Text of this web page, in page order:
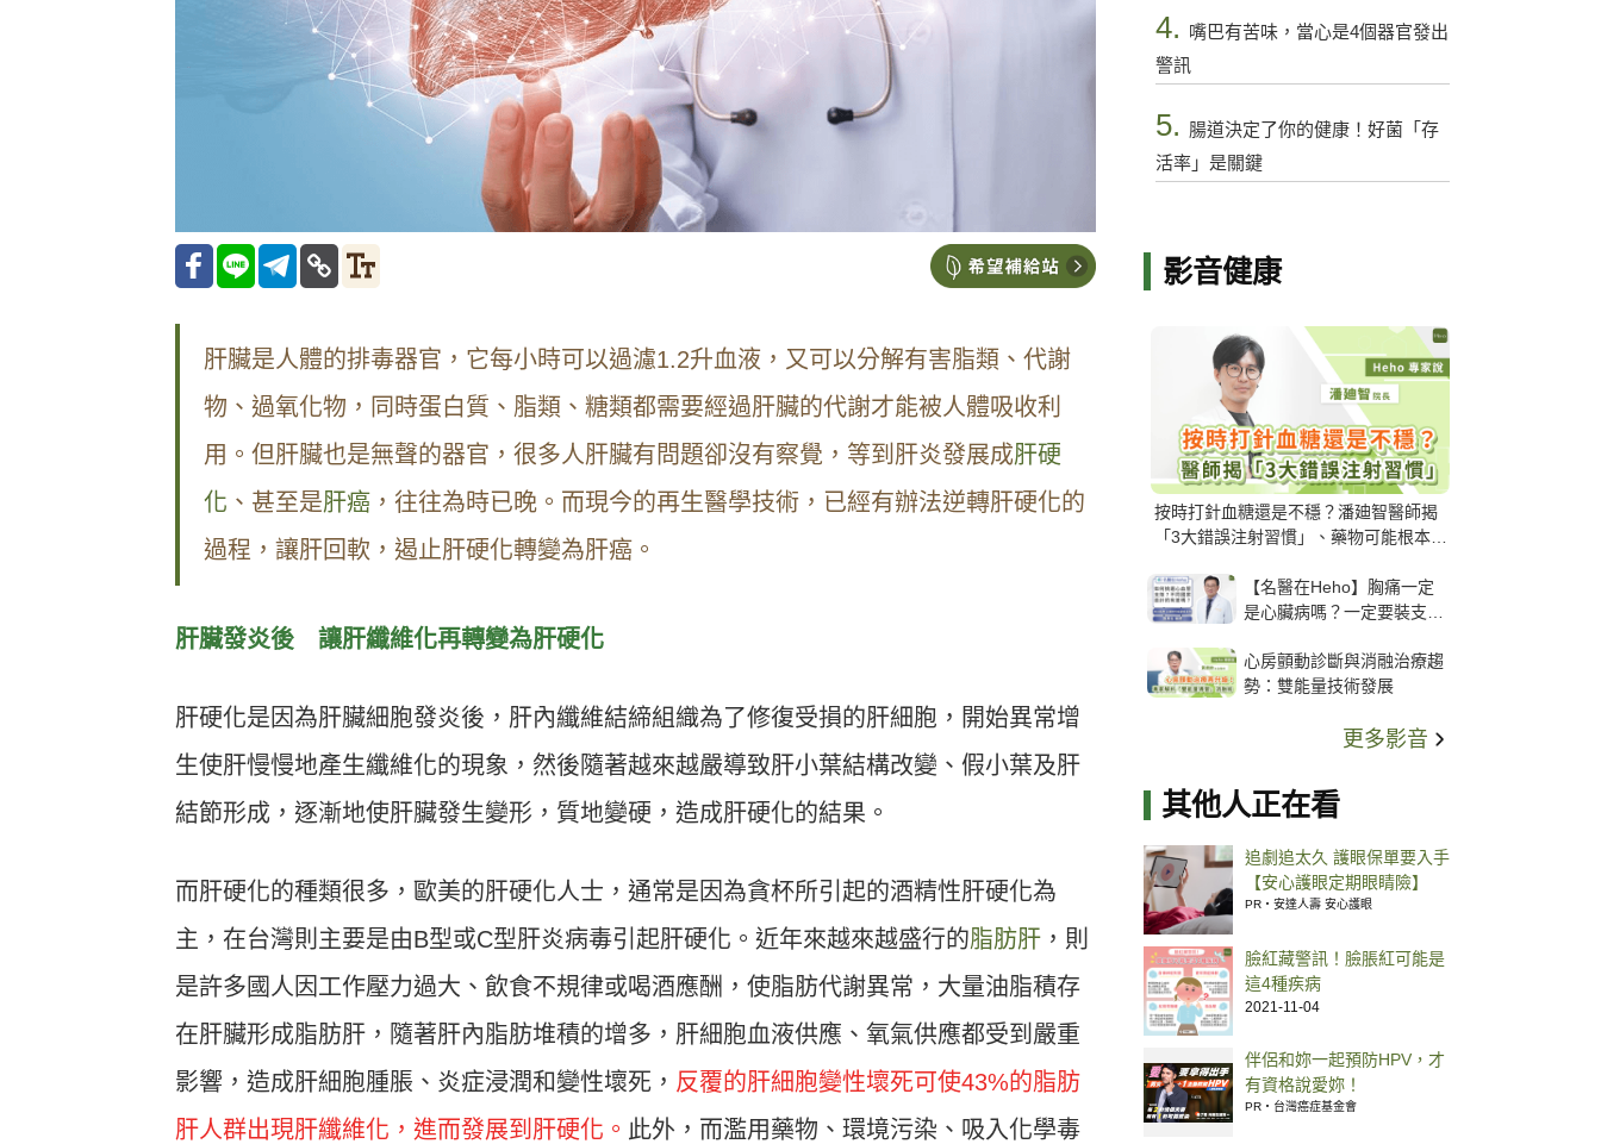
肝臟是人體的排毒器官，它每小時可以過濾1.2升血液，又可以分解有害脂類、代謝
物、過氧化物，同時蛋白質、脂類、糖類都需要經過肝臟的代謝才能被人體吸收利
用。但肝臟也是無聲的器官，很多人肝臟有問題卻沒有察覺，等到肝炎發展成肝硬
化 、甚至是肝癌 ，往往為時已晚。而現今的再生醫學技術，已經有辦法逆轉肝硬化的
過程，讓肝回軟，遏止肝硬化轉變為肝癌。
肝臟發炎後 讓肝纖維化再轉變為肝硬化
肝硬化是因為肝臟細胞發炎後，肝內纖維結締組織為了修復受損的肝細胞，開始異常增
生使肝慢慢地產生纖維化的現象，然後隨著越來越嚴導致肝小葉結構改變、假小葉及肝
結節形成，逐漸地使肝臟發生變形，質地變硬，造成肝硬化的結果。
而肝硬化的種類很多，歐美的肝硬化人士，通常是因為貪杯所引起的酒精性肝硬化為
主，在台灣則主要是由B型或C型肝炎病毒引起肝硬化。近年來越來越盛行的脂肪肝 ，則
是許多國人因工作壓力過大、飲食不規律或喝酒應酬，使脂肪代謝異常，大量油脂積存
在肝臟形成脂肪肝，隨著肝內脂肪堆積的增多，肝細胞血液供應、氧氣供應都受到嚴重
影響，造成肝細胞腫脹、炎症浸潤和變性壞死， 反覆的肝細胞變性壞死可使43%的脂肪
肝人群出現肝纖維化，進而發展到肝硬化。 此外，而濫用藥物、環境污染、吸入化學毒
4. 嘴巴有苦味，當心是4個器官發出
警訊
5. 腸道決定了你的健康！好菌「存
活率」是關鍵
影音健康
按時打針血糖還是不穩？潘廸智醫師揭
「3大錯誤注射習慣」、藥物可能根本沒
【名醫在Heho】胸痛一定
是心臟病嗎？一定要裝支
解析支架種類、風險與選擇
關鍵
心房顫動診斷與消融治療趨
勢：雙能量技術發展
更多影音
其他人正在看
追劇追太久 護眼保單要入手
【安心護眼定期眼睛險】
PR・安達人壽 安心護眼
臉紅藏警訊！臉脹紅可能是
這4種疾病
2021-11-04
伴侶和妳一起預防HPV，才
有資格說愛妳！
PR・台灣癌症基金會